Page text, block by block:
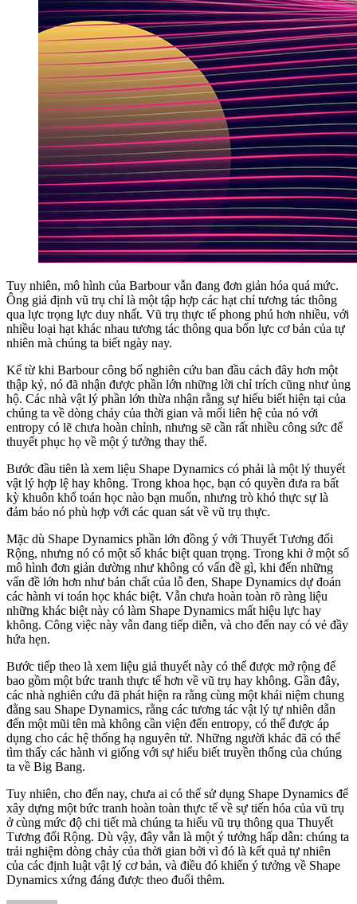
Tuy nhiên, mô hình của Barbour vẫn đang đơn giản hóa quá mức.
Ông giả định vũ trụ chỉ là một tập hợp các hạt chỉ tương tác thông
qua lực trọng lực duy nhất. Vũ trụ thực tế phong phú hơn nhiều, với
nhiều loại hạt khác nhau tương tác thông qua bốn lực cơ bản của tự
nhiên mà chúng ta biết ngày nay.
Kể từ khi Barbour công bố nghiên cứu ban đầu cách đây hơn một
thập kỷ, nó đã nhận được phần lớn những lời chỉ trích cũng như ủng
hộ. Các nhà vật lý phần lớn thừa nhận rằng sự hiểu biết hiện tại của
chúng ta về dòng chảy của thời gian và mối liên hệ của nó với
entropy có lẽ chưa hoàn chỉnh, nhưng sẽ cần rất nhiều công sức để
thuyết phục họ về một ý tưởng thay thế.
Bước đầu tiên là xem liệu Shape Dynamics có phải là một lý thuyết
vật lý hợp lệ hay không. Trong khoa học, bạn có quyền đưa ra bất
kỳ khuôn khổ toán học nào bạn muốn, nhưng trò khó thực sự là
đảm bảo nó phù hợp với các quan sát về vũ trụ thực.
Mặc dù Shape Dynamics phần lớn đồng ý với Thuyết Tương đối
Rộng, nhưng nó có một số khác biệt quan trọng. Trong khi ở một số
mô hình đơn giản dường như không có vấn đề gì, khi đến những
vấn đề lớn hơn như bản chất của lỗ đen, Shape Dynamics dự đoán
các hành vi toán học khác biệt. Vẫn chưa hoàn toàn rõ ràng liệu
những khác biệt này có làm Shape Dynamics mất hiệu lực hay
không. Công việc này vẫn đang tiếp diễn, và cho đến nay có vẻ đầy
hứa hẹn.
Bước tiếp theo là xem liệu giả thuyết này có thể được mở rộng để
bao gồm một bức tranh thực tế hơn về vũ trụ hay không. Gần đây,
các nhà nghiên cứu đã phát hiện ra rằng cùng một khái niệm chung
đằng sau Shape Dynamics, rằng các tương tác vật lý tự nhiên dẫn
đến một mũi tên mà không cần viện đến entropy, có thể được áp
dụng cho các hệ thống hạ nguyên tử. Những người khác đã có thể
tìm thấy các hành vi giống với sự hiểu biết truyền thống của chúng
ta về Big Bang.
Tuy nhiên, cho đến nay, chưa ai có thể sử dụng Shape Dynamics để
xây dựng một bức tranh hoàn toàn thực tế về sự tiến hóa của vũ trụ
ở cùng mức độ chi tiết mà chúng ta hiểu vũ trụ thông qua Thuyết
Tương đối Rộng. Dù vậy, đây vẫn là một ý tưởng hấp dẫn: chúng ta
trải nghiệm dòng chảy của thời gian bởi vì đó là kết quả tự nhiên
của các định luật vật lý cơ bản, và điều đó khiến ý tưởng về Shape
Dynamics xứng đáng được theo đuổi thêm.